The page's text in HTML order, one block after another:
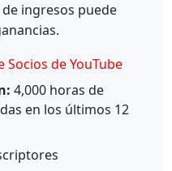
ingresos puede
de YouTube
4,000 horas de
en los últimos 12